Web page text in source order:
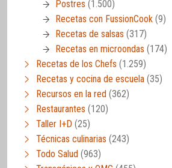
Postres (1.500)
Recetas con FussionCook (9)
Recetas de salsas (317)
Recetas en microondas (174)
Recetas de los Chefs (1.259)
Recetas y cocina de escuela (35)
Recursos en la red (362)
Restaurantes (120)
Taller I+D (25)
Técnicas culinarias (243)
Todo Salud (963)